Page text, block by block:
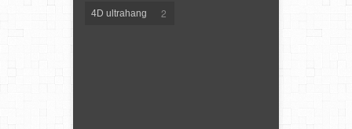
4D ultrahang 2